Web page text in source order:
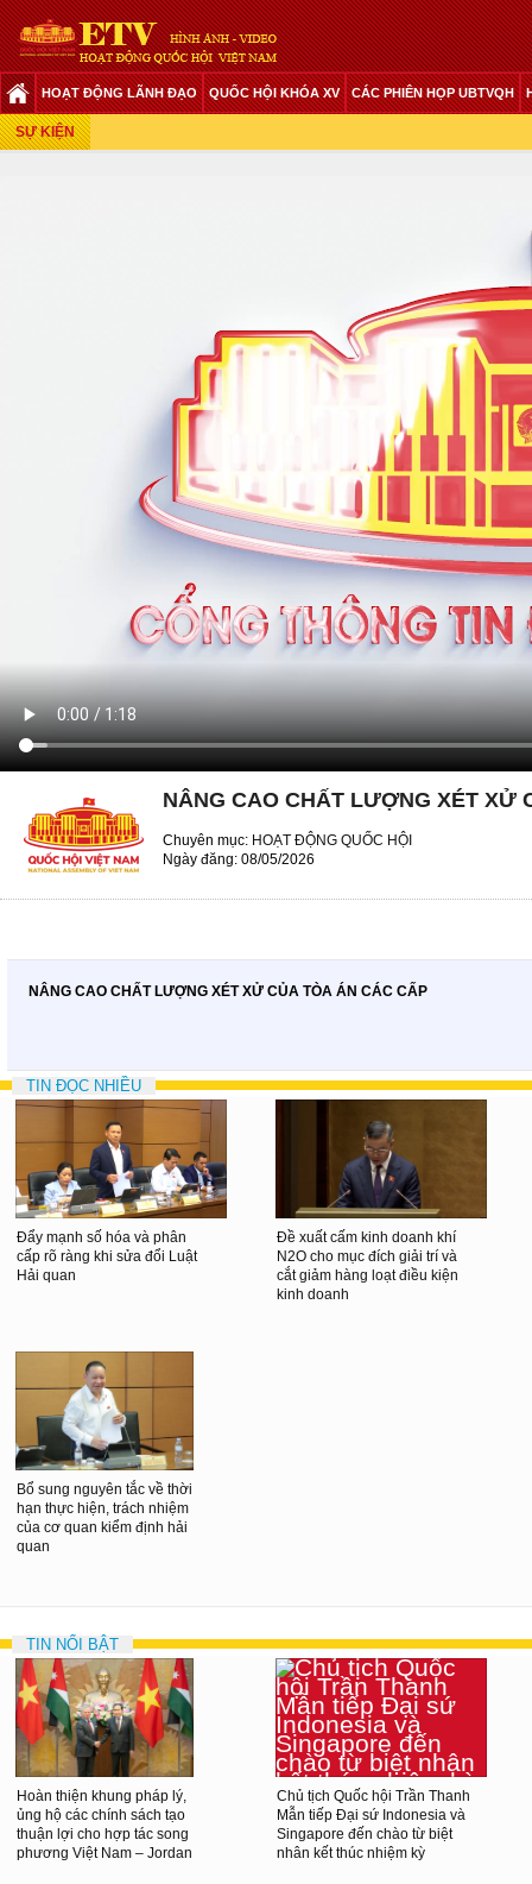
HOẠT ĐỘNG LÃNH ĐẠO QUỐC HỘI KHÓA XV CÁC PHIÊN HỌP UBTVQH
SỰ KIỆN
NÂNG CAO CHẤT LƯỢNG XÉT XỬ
Chuyên mục: HOẠT ĐỘNG QUỐC HỘI
Ngày đăng: 08/05/2026
NÂNG CAO CHẤT LƯỢNG XÉT XỬ CỦA TÒA ÁN CÁC CẤP
TIN ĐỌC NHIỀU
Đẩy mạnh số hóa và phân
cấp rõ ràng khi sửa đổi Luật
Hải quan
Đề xuất cấm kinh doanh khí
N2O cho mục đích giải trí và
cắt giảm hàng loạt điều kiện
kinh doanh
Bổ sung nguyên tắc về thời
hạn thực hiện, trách nhiệm
của cơ quan kiểm định hải
quan
TIN NỔI BẬT
Hoàn thiện khung pháp lý,
ủng hộ các chính sách tạo
thuận lợi cho hợp tác song
phương Việt Nam – Jordan
Chủ tịch Quốc hội Trần Thanh
Mẫn tiếp Đại sứ Indonesia và
Singapore đến chào từ biệt
nhân kết thúc nhiệm kỳ